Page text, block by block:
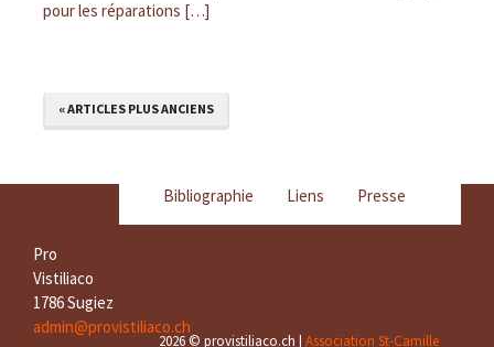
pour les réparations […]
« ARTICLES PLUS ANCIENS
Bibliographie Liens Presse
Pro
Vistiliaco
1786 Sugiez
admin@provistiliaco.ch
2026 © provistiliaco.ch | Association St-Camille